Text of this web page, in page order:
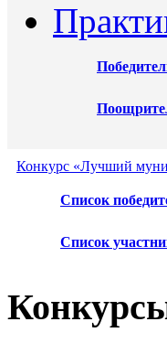
Конкурс «Лучший
Список
Список